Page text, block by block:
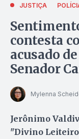
JUSTIÇA
contesta
acusado
Senador
Mylenna
Jerônimo
"Divino